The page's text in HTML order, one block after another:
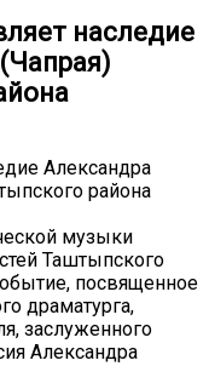
наследие
Александра
района
музыки
Таштыпского
посвященное
драматурга,
заслуженного
Александра